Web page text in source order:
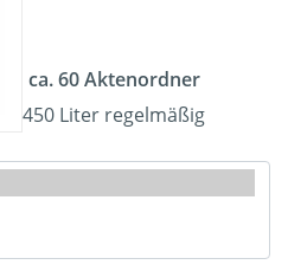
ca. 60 Aktenordner
450 Liter regelmäßig